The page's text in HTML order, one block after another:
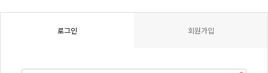
로그인 회원가입